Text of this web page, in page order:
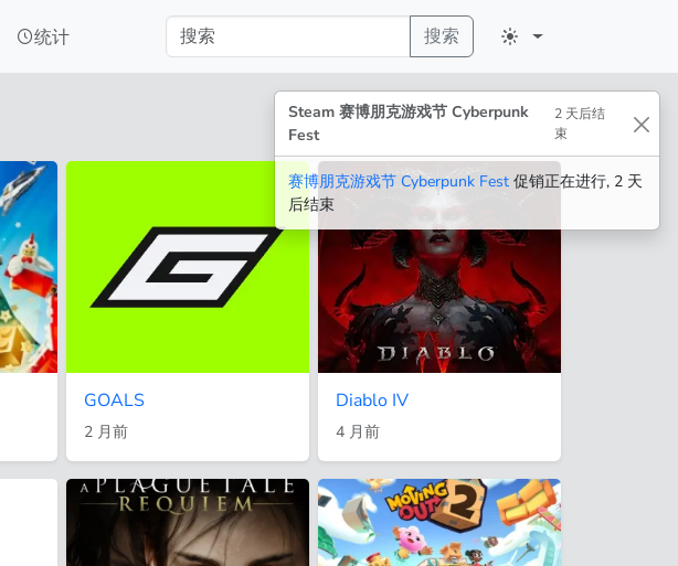
统计 搜索
Steam 赛博朋克游戏节 Cyberpunk
Fest
2 天后结
束
赛博朋克游戏节 Cyberpunk Fest 促销正在进行, 2 天
后结束
GOALS
2 月前
Diablo IV
4 月前